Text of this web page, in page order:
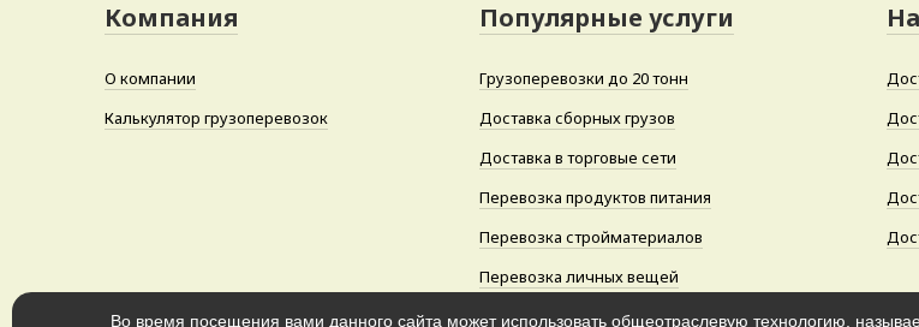
Компания
О компании
Калькулятор грузоперевозок
Популярные услуги
Грузоперевозки до 20 тонн
Доставка сборных грузов
Доставка в торговые сети
Перевозка продуктов питания
Перевозка стройматериалов
Перевозка личных вещей
Во время посещения вами данного сайта может использовать общеотраслевую технологию,